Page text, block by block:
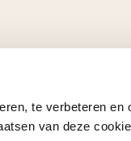
te verbeteren en
van deze